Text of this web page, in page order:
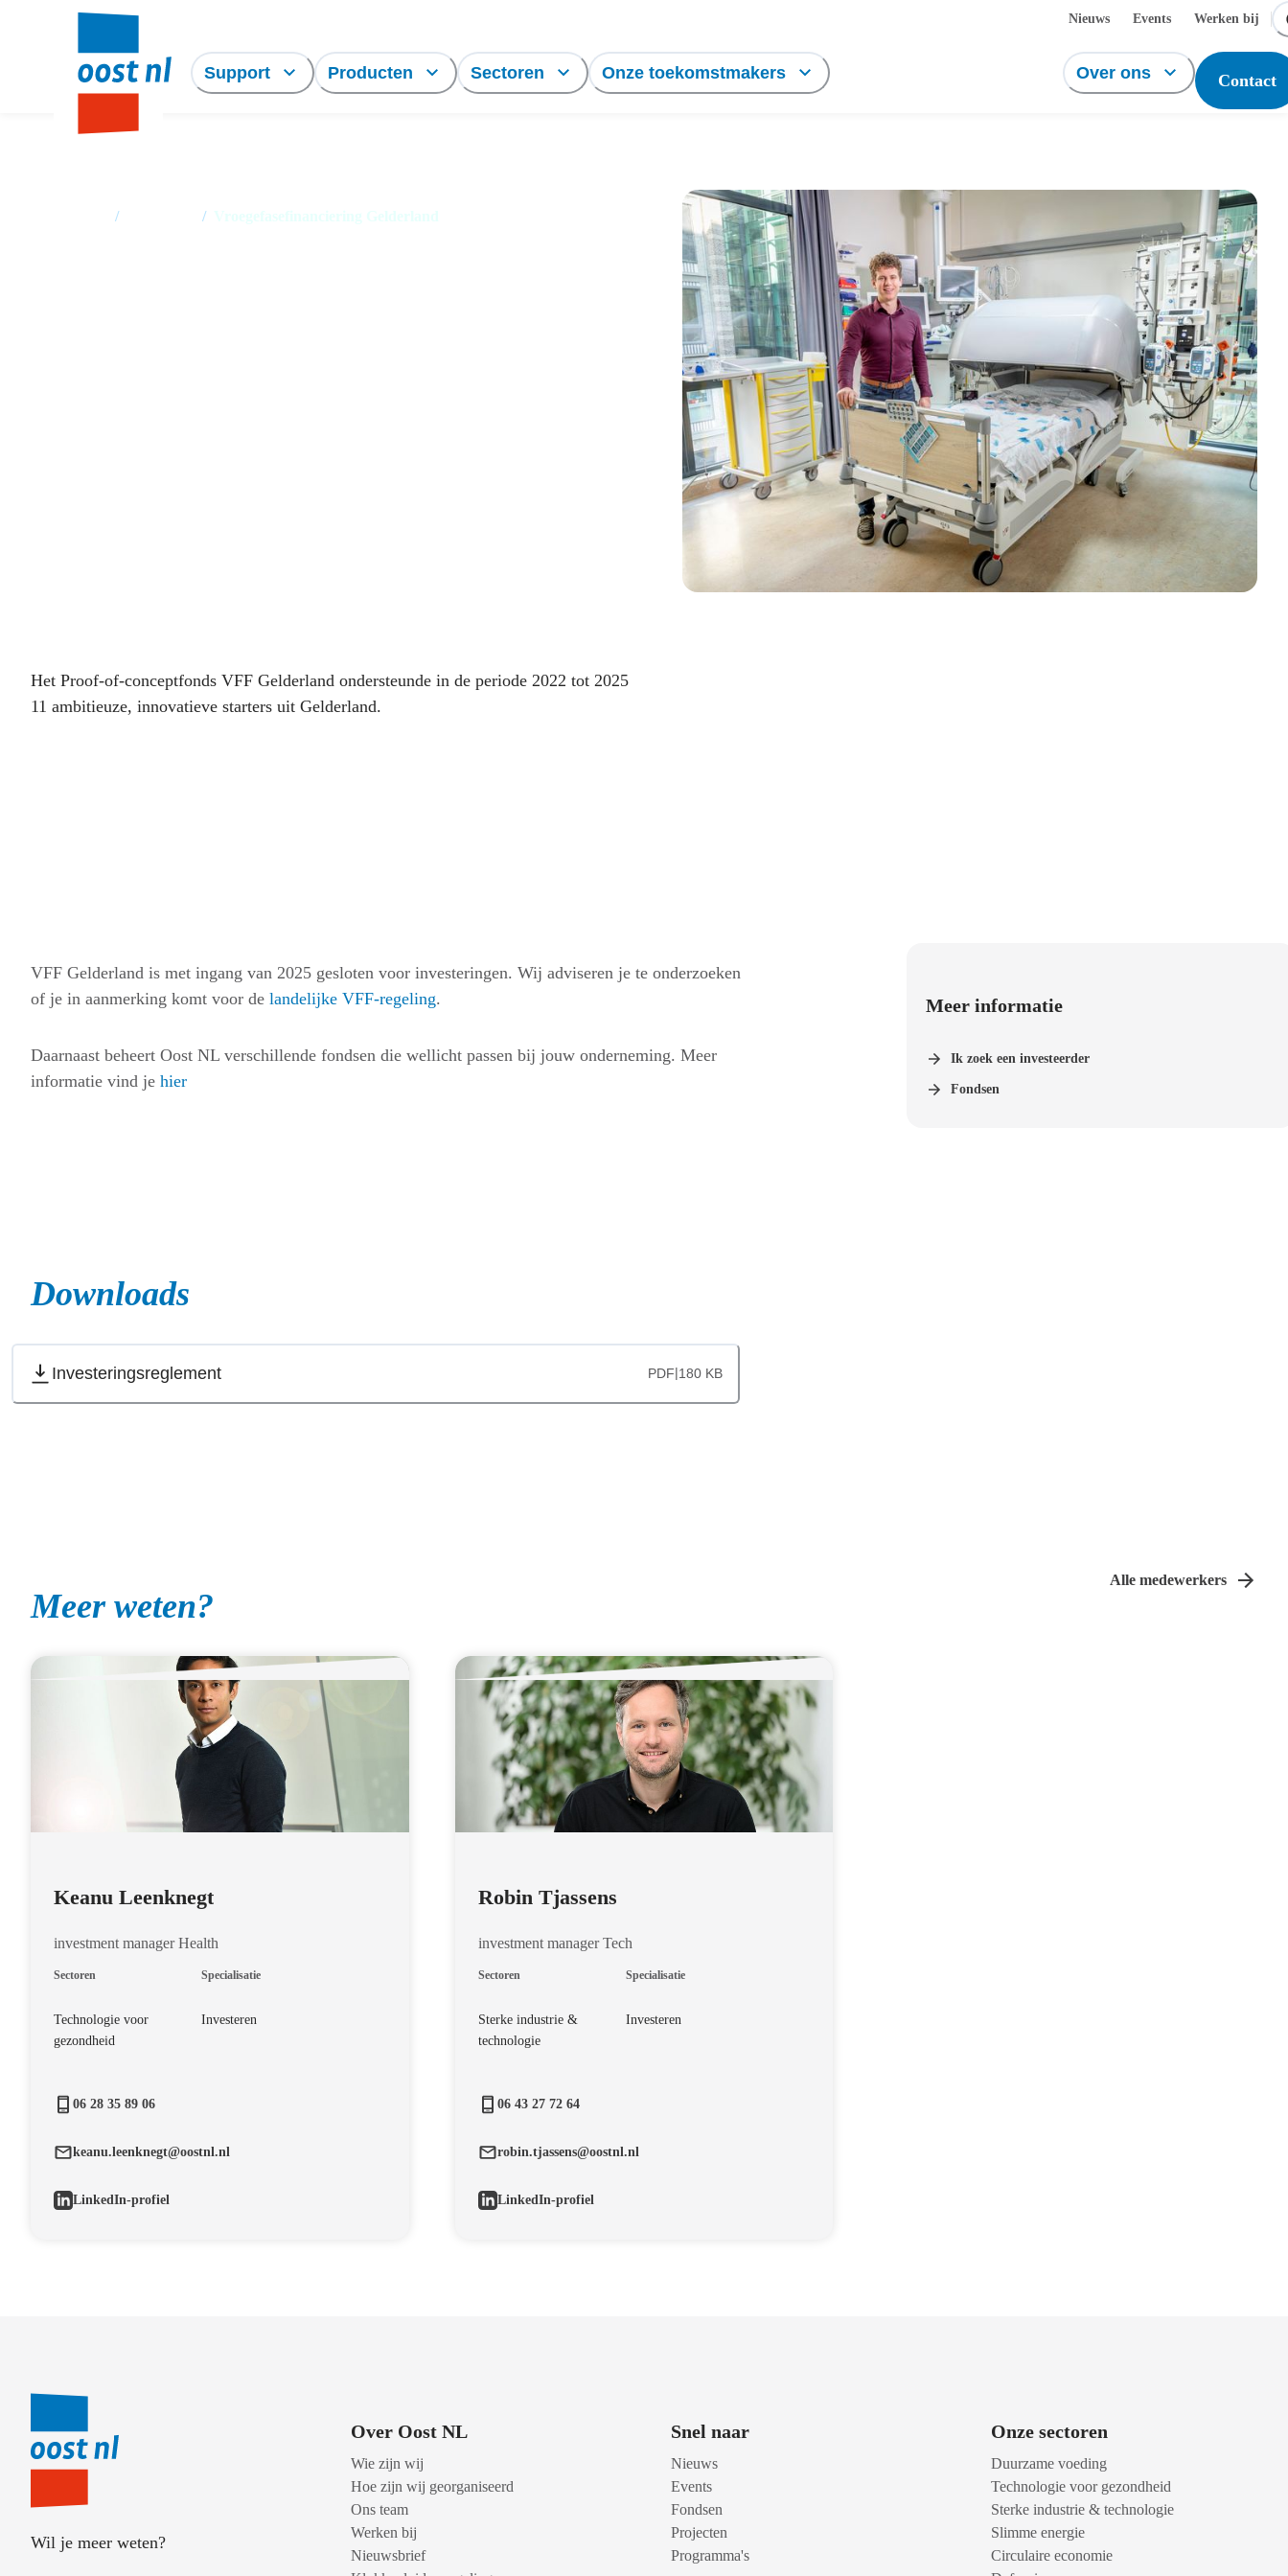
Nieuws Events Werken bij
Support Producten Sectoren Onze toekomstmakers Over ons Contact
/ / Vroegefasefinanciering Gelderland
Het Proof-of-conceptfonds VFF Gelderland ondersteunde in de periode 2022 tot 2025
11 ambitieuze, innovatieve starters uit Gelderland.
VFF Gelderland is met ingang van 2025 gesloten voor investeringen. Wij adviseren je te onderzoeken
of je in aanmerking komt voor de landelijke VFF-regeling.
Daarnaast beheert Oost NL verschillende fondsen die wellicht passen bij jouw onderneming. Meer
informatie vind je hier
Meer informatie
Ik zoek een investeerder
Fondsen
Downloads
Investeringsreglement PDF|180 KB
Meer weten?
Alle medewerkers
Keanu Leenknegt
investment manager Health
Sectoren
Technologie voor
gezondheid
Specialisatie
Investeren
06 28 35 89 06
keanu.leenknegt@oostnl.nl
LinkedIn-profiel
Robin Tjassens
investment manager Tech
Sectoren
Sterke industrie &
technologie
Specialisatie
Investeren
06 43 27 72 64
robin.tjassens@oostnl.nl
LinkedIn-profiel
Wil je meer weten?
Over Oost NL
Wie zijn wij
Hoe zijn wij georganiseerd
Ons team
Werken bij
Nieuwsbrief
Snel naar
Nieuws
Events
Fondsen
Projecten
Programma's
Onze sectoren
Duurzame voeding
Technologie voor gezondheid
Sterke industrie & technologie
Slimme energie
Circulaire economie